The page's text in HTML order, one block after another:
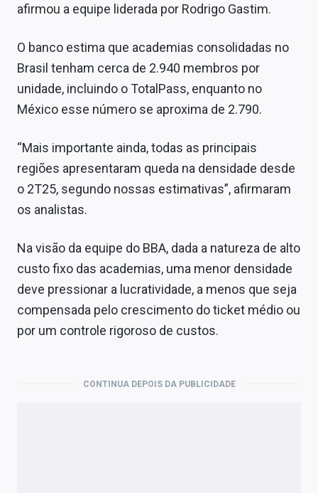
afirmou a equipe liderada por Rodrigo Gastim.
O banco estima que academias consolidadas no
Brasil tenham cerca de 2.940 membros por
unidade, incluindo o TotalPass, enquanto no
México esse número se aproxima de 2.790.
“Mais importante ainda, todas as principais
regiões apresentaram queda na densidade desde
o 2T25, segundo nossas estimativas”, afirmaram
os analistas.
Na visão da equipe do BBA, dada a natureza de alto
custo fixo das academias, uma menor densidade
deve pressionar a lucratividade, a menos que seja
compensada pelo crescimento do ticket médio ou
por um controle rigoroso de custos.
CONTINUA DEPOIS DA PUBLICIDADE